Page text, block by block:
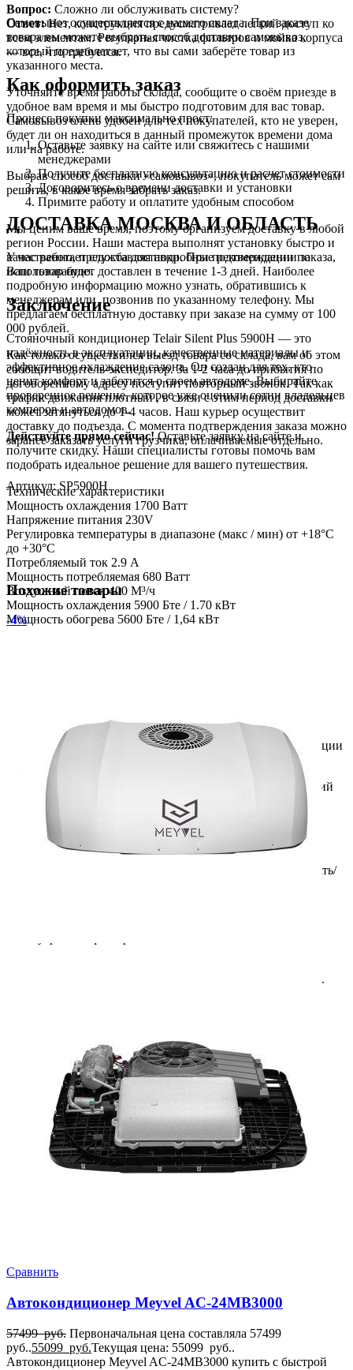
Вопрос: Сложно ли обслуживать систему?
Ответ:Нет, конструкция предусматривает легкий доступ ко
всем элементам. Регулярная чистка фильтров и мойка корпуса
— все, что требуется.
Как оформить заказ
Процесс покупки максимально прост:
Оставьте заявку на сайте или свяжитесь с нашими
менеджерами
Получите бесплатную консультацию и расчет стоимости
Договоритесь о времени доставки и установки
Примите работу и оплатите удобным способом
Мы ценим ваше время, поэтому организуем доставку в любой
регион России. Наши мастера выполнят установку быстро и
качественно, предоставляя подробные рекомендации по
использованию.
Заключение
Стояночный кондиционер Telair Silent Plus 5900H — это
надёжность в эксплуатации, качественные материалы и
эффективное охлаждение салона. Он создан для тех, кто
ценит комфорт и заботится о своем автодоме. Выбирайте
проверенное решение, которое уже оценили сотни владельцев
кемперов и автодомов.
Действуйте прямо сейчас!Оставьте заявку на сайте и
получите скидку. Наши специалисты готовы помочь вам
подобрать идеальное решение для вашего путешествия.
Технические характеристики
Мощность охлаждения 1700 Ватт
Напряжение питания 230V
Регулировка температуры в диапазоне (макс / мин) от +18°С
до +30°С
Потребляемый ток 2.9 А
Мощность потребляемая 680 Ватт
Воздушный поток 400 М³/ч
Мощность охлаждения 5900 Бте / 1.70 кВт
Мощность обогрева 5600 Бте / 1,64 кВт
— Тихий — Специальная система шумовой и виброизоляции
обеспечивает низкий шум внутри и снаружи.
— Автоматическое управление. Активируя автоматический
режим, кондиционер выбирает наиболее подходящую
скорость обмена воздуха и температуру. Полностью
автоматически.
— Дистанционное управление. Благодаря
запрограммированному пульту управления можно включать/
— Подходит для крыш, имеющих толщину от 30 до 70 мм.
Самовывоз осуществляется с нашего склада. При заказе
товара вы можете выбрать способ доставки самовывоз,
который предполагает, что вы сами заберёте товар из
указанного места.
Уточняйте время работы склада, сообщите о своём приезде в
удобное вам время и мы быстро подготовим для вас товар.
Самовывоз очень удобен для тех покупателей, кто не уверен,
будет ли он находиться в данный промежуток времени дома
или на работе.
Выбрав способ доставки «самовывоз», покупатель может сам
решить, в какое время забрать заказ.
ДОСТАВКА МОСКВА И ОБЛАСТЬ
У нас работает служба доставки. При подтверждении заказа,
Ваш товар будет доставлен в течение 1-3 дней. Наиболее
подробную информацию можно узнать, обратившись к
менеджерам или позвонив по указанному телефону. Мы
предлагаем бесплатную доставку при заказе на сумму от 100
000 рублей.
Как только осуществился выезд товара со склада, вам об этом
сообщит водитель-экспедитор. За 1-2 часа до прибытия по
договоренному адресу поступит повторный звонок. Так как
трафик движения плотный , в связи с этим период доставки
может затянуться до 1-4 часов. Наш курьер осуществит
доставку до подъезда. С момента подтверждения заказа можно
заранее заказать услуги грузчика, оплачиваемые отдельно.
Артикул: SP5900H
Похожие товары
-4%
Сравнить
Автокондиционер Meyvel AC-24MB3000
57499руб. Первоначальная цена составляла 57499
руб..55099 руб.Текущая цена: 55099 руб..
Автокондиционер Meyvel AC-24MB3000 купить с быстрой